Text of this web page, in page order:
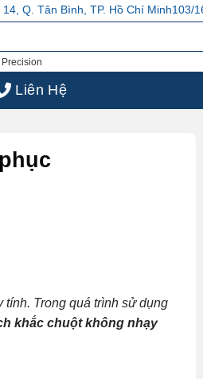
16 Nguyễn Hồng Đào, P. 14, Q. Tân
Precision
Liên Hệ
Trong quá trình sử dụng
khắc chuột không nhạy